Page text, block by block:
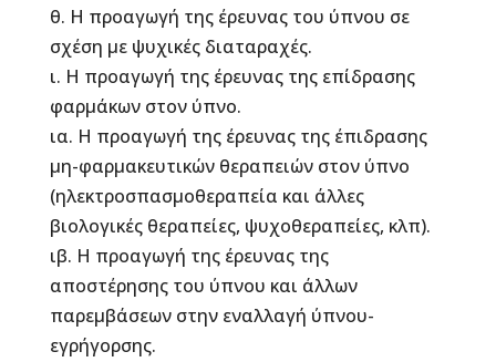
θ. Η προαγωγή της έρευνας του ύπνου σε
σχέση με ψυχικές διαταραχές.
ι. Η προαγωγή της έρευνας της επίδρασης
φαρμάκων στον ύπνο.
ια. Η προαγωγή της έρευνας της έπιδρασης
μη-φαρμακευτικών θεραπειών στον ύπνο
(ηλεκτροσπασμοθεραπεία και άλλες
βιολογικές θεραπείες, ψυχοθεραπείες, κλπ).
ιβ. Η προαγωγή της έρευνας της
αποστέρησης του ύπνου και άλλων
παρεμβάσεων στην εναλλαγή ύπνου-
εγρήγορσης.